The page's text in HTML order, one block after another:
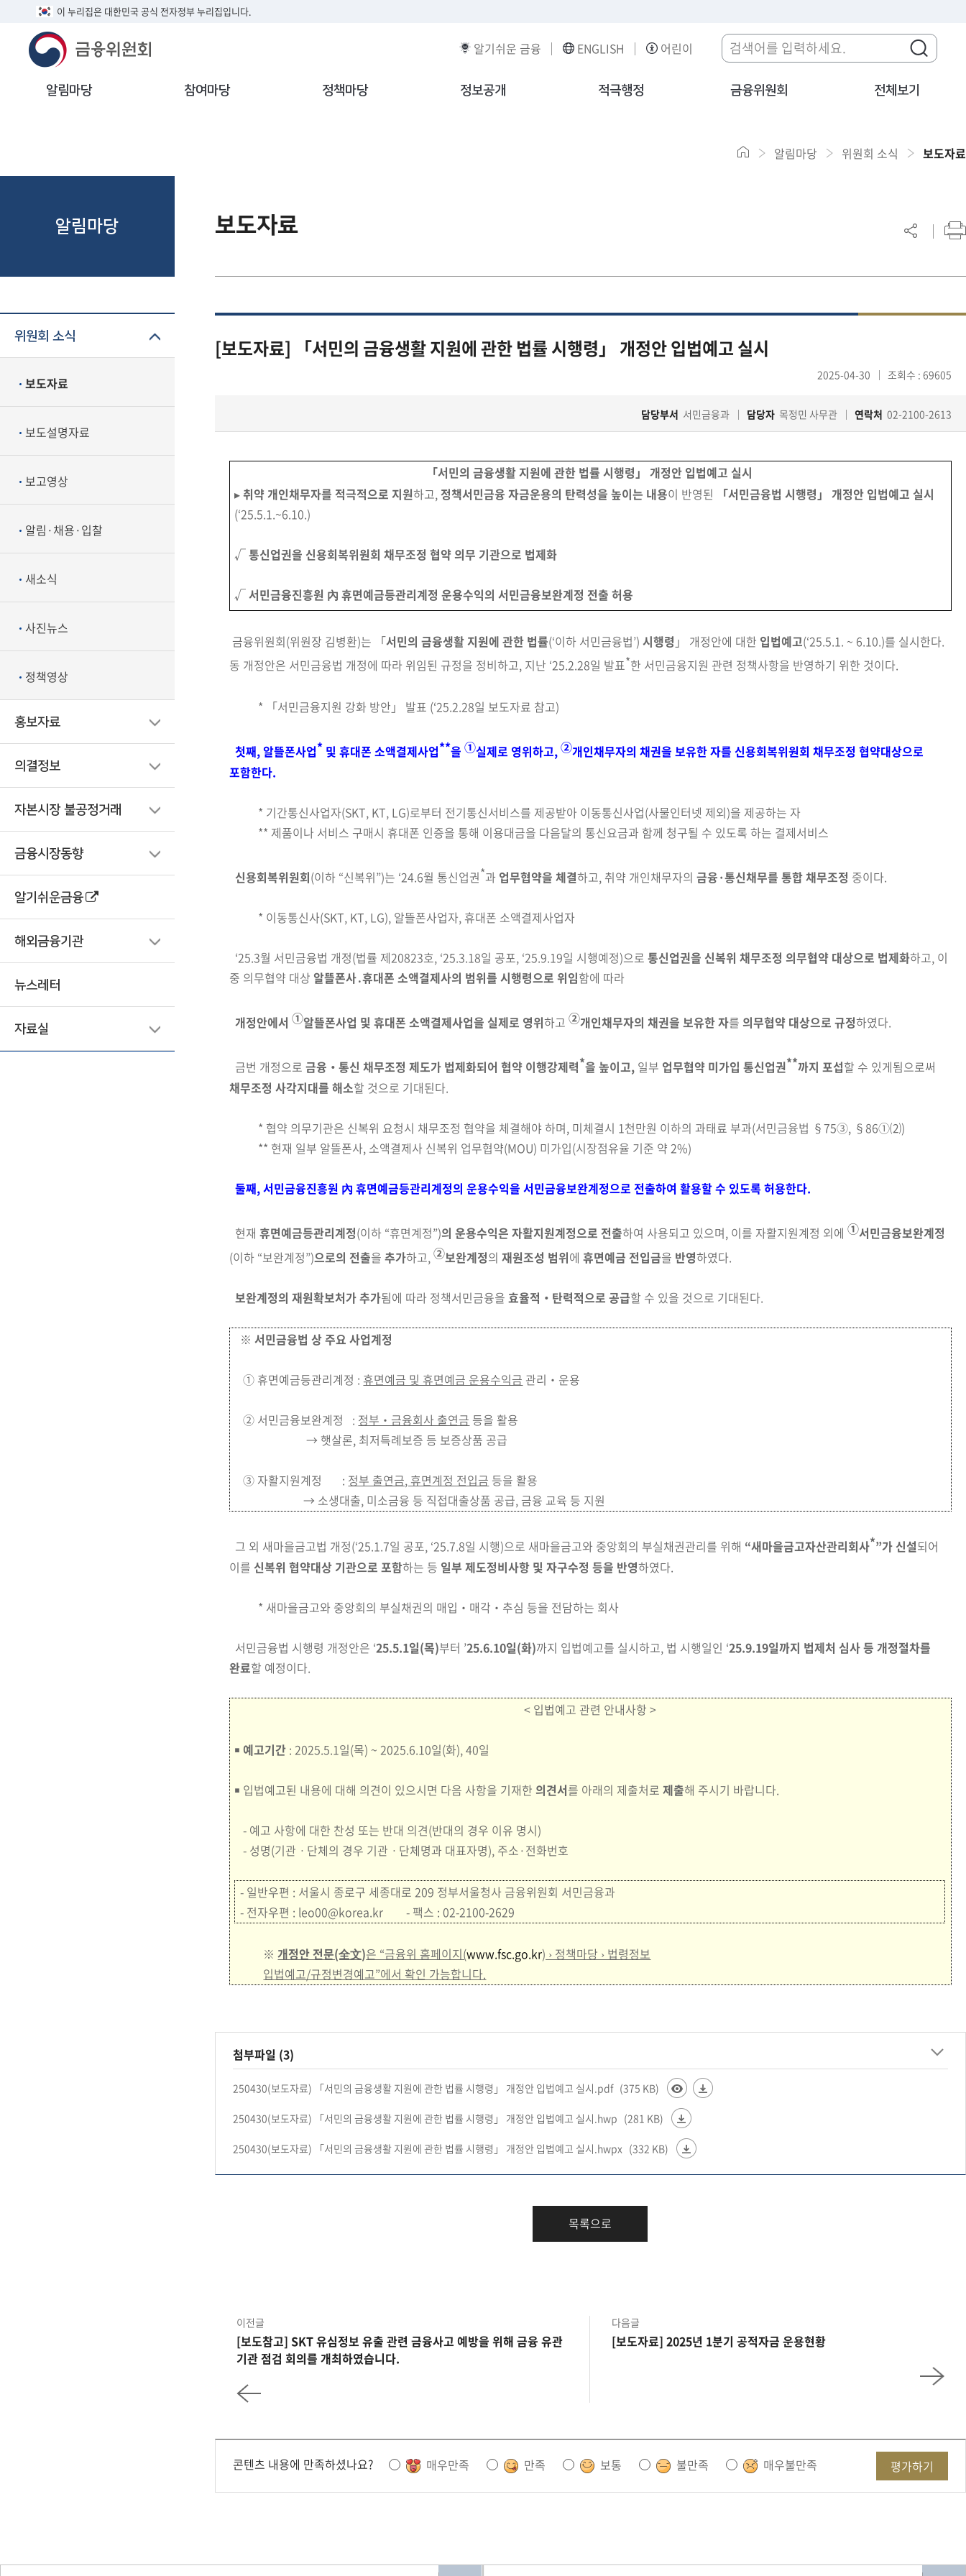
이 누리집은 대한민국 공식 전자정부 누리집입니다.
알기쉬운 금융 ENGLISH 어린이
알림마당 참여마당 정책마당 정보공개 적극행정 금융위원회 전체보기
알림마당
위원회 소식
보도자료
보도설명자료
보고영상
알림·채용·입찰
새소식
사진뉴스
정책영상
홍보자료
의결정보
자본시장 불공정거래
금융시장동향
알기쉬운금융
해외금융기관
뉴스레터
자료실
알림마당 위원회 소식 보도자료
보도자료
[보도자료] 「서민의 금융생활 지원에 관한 법률 시행령」 개정안 입법예고 실시
2025-04-30 조회수 : 69605
담당부서 서민금융과 담당자 목정민 사무관 연락처 02-2100-2613
「서민의 금융생활 지원에 관한 법률 시행령」 개정안 입법예고 실시
▸취약 개인채무자를 적극적으로 지원하고, 정책서민금융 자금운용의 탄력성을 높이는 내용이 반영된
「서민금융법 시행령」 개정안 입법예고 실시
(‘25.5.1.~6.10.)
√ 통신업권을 신용회복위원회 채무조정 협약 의무 기관으로 법제화
√서민금융진흥원 內 휴면예금등관리계정 운용수익의 서민금융보완계정 전출 허용
금융위원회(위원장 김병환)는 「서민의 금융생활 지원에 관한 법률(‘이하 서민금융법’) 시행령 」 개정안에 대한 입법예고(‘25.5.1. ~ 6.10.)를 실시한다.
동 개정안은 서민금융법 개정에 따라 위임된 규정을 정비하고, 지난 ‘25.2.28일 발표*한 서민금융지원 관련 정책사항을 반영하기 위한 것이다.
* 「서민금융지원 강화 방안」 발표 (‘25.2.28일 보도자료 참고)
첫째,알뜰폰사업* 및 휴대폰 소액결제사업**을 ①실제로 영위하고,②개인채무자의 채권을 보유한 자를 신용회복위원회 채무조정 협약대상으로
포함한다.
* 기간통신사업자(SKT, KT, LG)로부터 전기통신서비스를 제공받아 이동통신사업(사물인터넷 제외)을 제공하는 자
** 제품이나 서비스 구매시 휴대폰 인증을 통해 이용대금을 다음달의 통신요금과 함께 청구될 수 있도록 하는 결제서비스
신용회복위원회(이하 “신복위”)는 ‘24.6월 통신업권*과 업무협약을 체결하고,취약 개인채무자의 금융·통신채무를 통합 채무조정 중이다.
* 이동통신사(SKT, KT, LG), 알뜰폰사업자, 휴대폰 소액결제사업자
‘25.3월 서민금융법 개정(법률 제20823호, ‘25.3.18일 공포, ‘25.9.19일 시행예정)으로 통신업권을 신복위 채무조정 의무협약 대상으로 법제화하고, 이
중 의무협약 대상 알뜰폰사․휴대폰 소액결제사의 범위를 시행령으로 위임함에 따라
개정안에서 ①알뜰폰사업 및 휴대폰 소액결제사업을 실제로 영위하고 ②개인채무자의 채권을 보유한 자를 의무협약 대상으로 규정하였다.
금번 개정으로 금융‧통신 채무조정 제도가 법제화되어 협약 이행강제력*을 높이고,일부 업무협약 미가입 통신업권**까지 포섭할 수 있게됨으로써
채무조정 사각지대를 해소할 것으로 기대된다.
* 협약 의무기관은 신복위 요청시 채무조정 협약을 체결해야 하며, 미체결시 1천만원 이하의 과태료 부과(서민금융법 §75③, §86①⑵)
** 현재 일부 알뜰폰사, 소액결제사 신복위 업무협약(MOU) 미가입(시장점유율 기준 약 2%)
둘째, 서민금융진흥원 內 휴면예금등관리계정의 운용수익을 서민금융보완계정으로 전출하여 활용할 수 있도록 허용한다.
현재 휴면예금등관리계정(이하 “휴면계정”)의 운용수익은 자활지원계정으로 전출하여 사용되고 있으며, 이를 자활지원계정 외에 ①서민금융보완계정
(이하 “보완계정”)으로의 전출을 추가하고,②보완계정의 재원조성 범위에 휴면예금 전입금을 반영하였다.
보완계정의 재원확보처가 추가됨에 따라 정책서민금융을 효율적‧탄력적으로 공급할 수 있을 것으로 기대된다.
※ 서민금융법 상 주요 사업계정
① 휴면예금등관리계정 : 휴면예금 및 휴면예금 운용수익금 관리‧운용
② 서민금융보완계정 : 정부‧금융회사 출연금 등을 활용
→ 햇살론, 최저특례보증 등 보증상품 공급
③ 자활지원계정 : 정부 출연금, 휴면계정 전입금 등을 활용
→ 소생대출, 미소금융 등 직접대출상품 공급, 금융 교육 등 지원
그 외 새마을금고법 개정(‘25.1.7일 공포, ‘25.7.8일 시행)으로 새마을금고와 중앙회의 부실채권관리를 위해 “새마을금고자산관리회사*”가 신설되어
이를 신복위 협약대상 기관으로 포함하는 등 일부 제도정비사항 및 자구수정 등을 반영하였다.
* 새마을금고와 중앙회의 부실채권의 매입‧매각‧추심 등을 전담하는 회사
서민금융법 시행령 개정안은 ‘25.5.1일(목)부터 ’25.6.10일(화)까지 입법예고를 실시하고, 법 시행일인 ‘25.9.19일까지 법제처 심사 등 개정절차를
완료할 예정이다.
< 입법예고 관련 안내사항 >
￭ 예고기간 : 2025.5.1일(목) ~ 2025.6.10일(화), 40일
￭ 입법예고된 내용에 대해 의견이 있으시면 다음 사항을 기재한의견서를 아래의 제출처로제출해 주시기 바랍니다.
- 예고 사항에 대한 찬성 또는 반대 의견(반대의 경우 이유 명시)
- 성명(기관ㆍ단체의 경우 기관ㆍ단체명과 대표자명), 주소·전화번호
- 일반우편 : 서울시 종로구 세종대로 209 정부서울청사 금융위원회 서민금융과
- 전자우편 : leo00@korea.kr - 팩스 : 02-2100-2629
※개정안 전문(全文)은 “금융위 홈페이지(www.fsc.go.kr) › 정책마당 › 법령정보
입법예고/규정변경예고”에서 확인 가능합니다.
첨부파일 (3)
250430(보도자료) 「서민의 금융생활 지원에 관한 법률 시행령」 개정안 입법예고 실시.pdf (375 KB)
250430(보도자료) 「서민의 금융생활 지원에 관한 법률 시행령」 개정안 입법예고 실시.hwp (281 KB)
250430(보도자료) 「서민의 금융생활 지원에 관한 법률 시행령」 개정안 입법예고 실시.hwpx (332 KB)
목록으로
이전글
[보도참고] SKT 유심정보 유출 관련 금융사고 예방을 위해 금융 유관
기관 점검 회의를 개최하였습니다.
다음글
[보도자료] 2025년 1분기 공적자금 운용현황
콘텐츠 내용에 만족하셨나요? 매우만족 만족 보통 불만족 매우불만족 평가하기